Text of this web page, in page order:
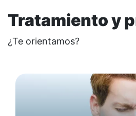
Tratamiento y
¿Te orientamos?